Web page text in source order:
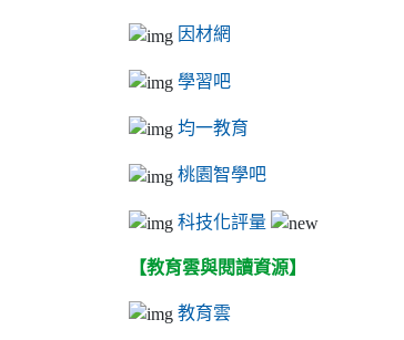
因材網
學習吧
均一教育
桃園智學吧
科技化評量
【教育雲與閱讀資源】
教育雲